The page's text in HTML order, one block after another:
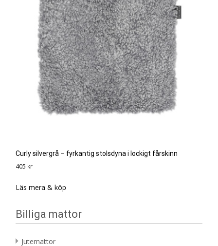
Curly silvergrå – fyrkantig stolsdyna i lockigt fårskinn
405 kr
Läs mera & köp
Billiga mattor
Jutemattor